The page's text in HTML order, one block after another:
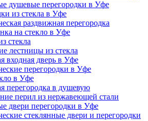
душевые перегородки в Уфе
из стекла в Уфе
раздвижная перегородка
на стекло в Уфе
стекла
лестницы из стекла
входная дверь в Уфе
перегородки в Уфе
в Уфе
перегородка в душевую
перил из нержавеющей стали
двери перегородки в Уфе
стеклянные двери и перегородки